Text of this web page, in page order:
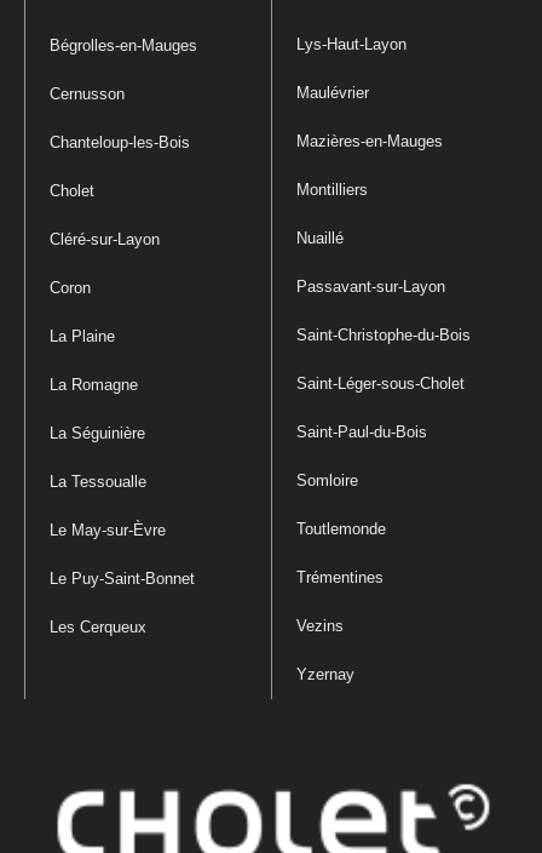
Bégrolles-en-Mauges
Cernusson
Chanteloup-les-Bois
Cholet
Cléré-sur-Layon
Coron
La Plaine
La Romagne
La Séguinière
La Tessoualle
Le May-sur-Èvre
Le Puy-Saint-Bonnet
Les Cerqueux
Lys-Haut-Layon
Maulévrier
Mazières-en-Mauges
Montilliers
Nuaillé
Passavant-sur-Layon
Saint-Christophe-du-Bois
Saint-Léger-sous-Cholet
Saint-Paul-du-Bois
Somloire
Toutlemonde
Trémentines
Vezins
Yzernay